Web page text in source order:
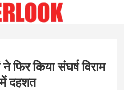
फिर किया संघर्ष विराम
दहशत